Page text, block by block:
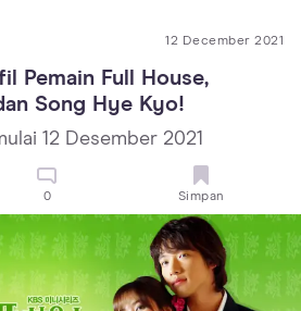
12 December 2021
Pemain Full House,
Song Hye Kyo!
12 Desember 2021
0 Simpan